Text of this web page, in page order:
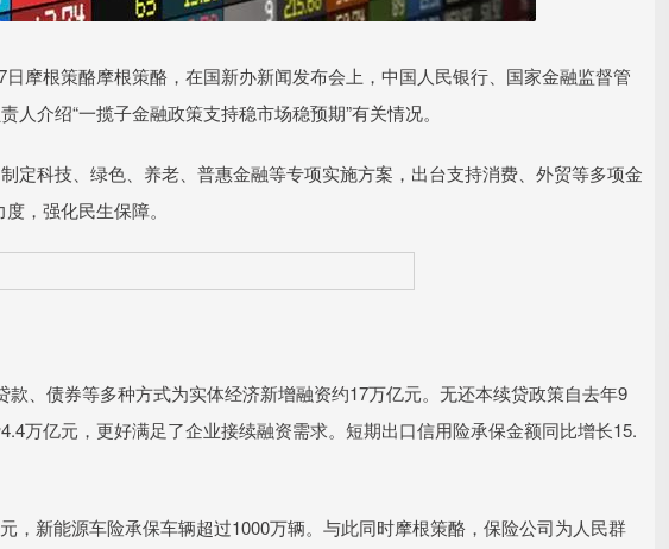
根策酪摩根策酪，在国新办新闻发布会上，中国人民银行、国家金融监督管
介绍“一揽子金融政策支持稳市场稳预期”有关情况。
科技、绿色、养老、普惠金融等专项实施方案，出台支持消费、外贸等多项金
，强化民生保障。
、债券等多种方式为实体经济新增融资约17万亿元。无还本续贷政策自去年9
万亿元，更好满足了企业接续融资需求。短期出口信用险承保金额同比增长15.
新能源车险承保车辆超过1000万辆。与此同时摩根策酪，保险公司为人民群